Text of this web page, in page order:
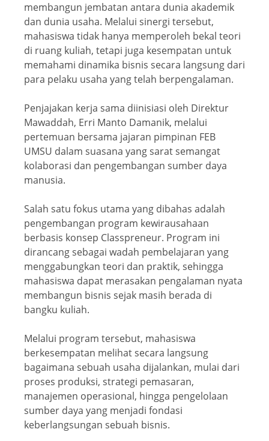
membangun jembatan antara dunia akademik
dan dunia usaha. Melalui sinergi tersebut,
mahasiswa tidak hanya memperoleh bekal teori
di ruang kuliah, tetapi juga kesempatan untuk
memahami dinamika bisnis secara langsung dari
para pelaku usaha yang telah berpengalaman.
Penjajakan kerja sama diinisiasi oleh Direktur
Mawaddah, Erri Manto Damanik, melalui
pertemuan bersama jajaran pimpinan FEB
UMSU dalam suasana yang sarat semangat
kolaborasi dan pengembangan sumber daya
manusia.
Salah satu fokus utama yang dibahas adalah
pengembangan program kewirausahaan
berbasis konsep Classpreneur. Program ini
dirancang sebagai wadah pembelajaran yang
menggabungkan teori dan praktik, sehingga
mahasiswa dapat merasakan pengalaman nyata
membangun bisnis sejak masih berada di
bangku kuliah.
Melalui program tersebut, mahasiswa
berkesempatan melihat secara langsung
bagaimana sebuah usaha dijalankan, mulai dari
proses produksi, strategi pemasaran,
manajemen operasional, hingga pengelolaan
sumber daya yang menjadi fondasi
keberlangsungan sebuah bisnis.